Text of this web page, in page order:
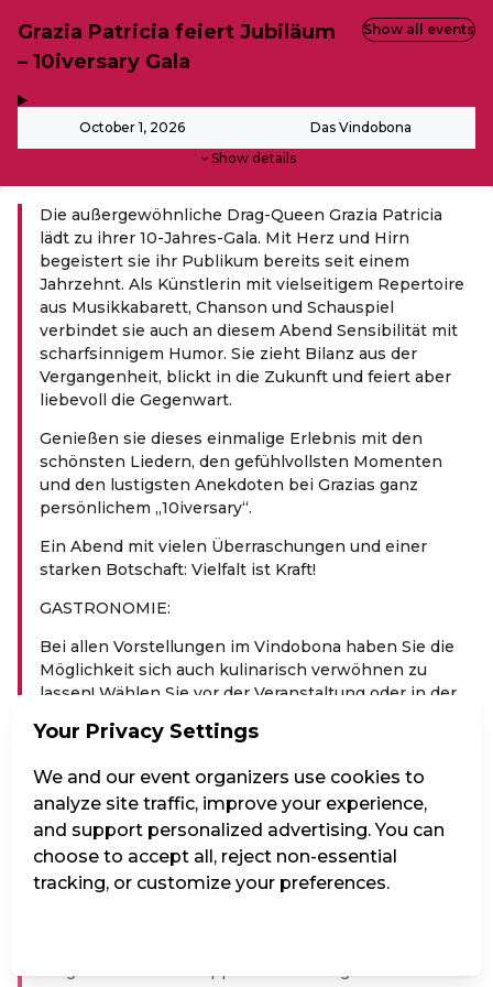
Grazia Patricia feiert Jubiläum
– 10iversary Gala
October 1, 2026 Das Vindobona
Show details
Show all events
Die außergewöhnliche Drag-Queen Grazia Patricia
lädt zu ihrer 10-Jahres-Gala. Mit Herz und Hirn
begeistert sie ihr Publikum bereits seit einem
Jahrzehnt. Als Künstlerin mit vielseitigem Repertoire
aus Musikkabarett, Chanson und Schauspiel
verbindet sie auch an diesem Abend Sensibilität mit
scharfsinnigem Humor. Sie zieht Bilanz aus der
Vergangenheit, blickt in die Zukunft und feiert aber
liebevoll die Gegenwart.
Genießen sie dieses einmalige Erlebnis mit den
schönsten Liedern, den gefühlvollsten Momenten
und den lustigsten Anekdoten bei Grazias ganz
persönlichem „10iversary“.
Ein Abend mit vielen Überraschungen und einer
starken Botschaft: Vielfalt ist Kraft!
GASTRONOMIE:
Bei allen Vorstellungen im Vindobona haben Sie die
Möglichkeit sich auch kulinarisch verwöhnen zu
lassen! Wählen Sie vor der Veranstaltung oder in der
Speiseangebot. Essensbestellungen vor der
abgegeben werden um noch vor Beginn serviert zu
werden, danach werden sie erst in der Pause serviert.
Wir wünschen einen kulinarisch-genussvollen Abend
mit unvergesslichen Showmomenten!
Your Privacy Settings
We and our event organizers use cookies to
analyze site traffic, improve your experience,
and support personalized advertising. You can
choose to accept all, reject non-essential
tracking, or customize your preferences.